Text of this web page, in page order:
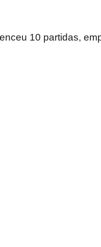
10 partidas,